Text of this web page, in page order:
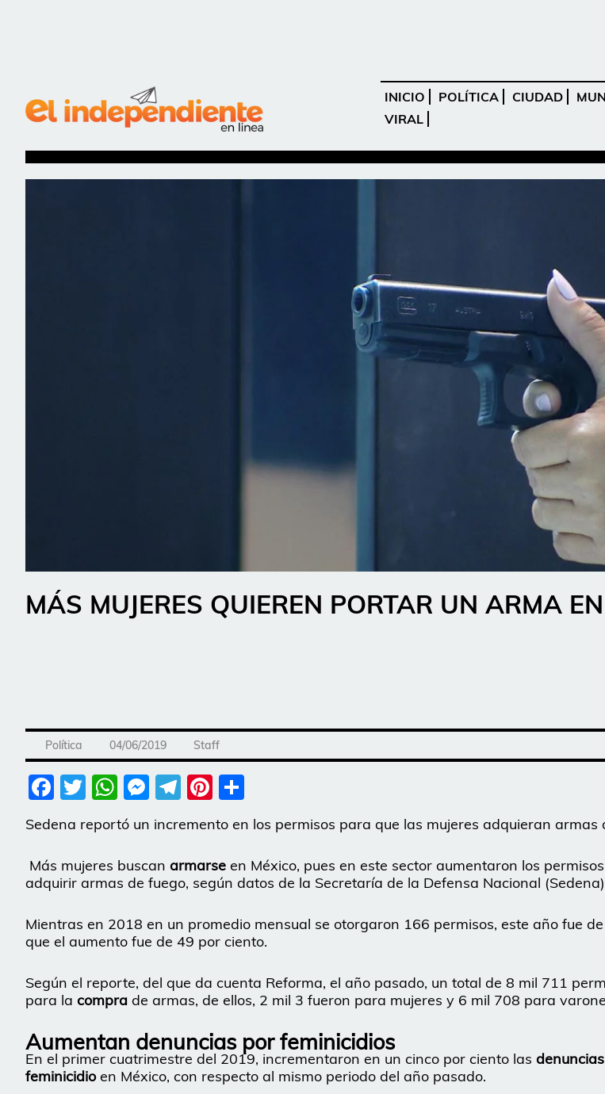
INICIO POLÍTICA CIUDAD
VIRAL
MÁS MUJERES QUIEREN PORTAR UN ARMA
Política 04/06/2019 Staff
Facebook
Twitter
WhatsApp
Messenger
Telegram
Pinterest
Sedena reportó un incremento en los permisos para que las mujeres adquieran armas
Más mujeres buscan armarse en México, pues en este sector aumentaron los
adquirir armas de fuego, según datos de la Secretaría de la Defensa Nacional
Mientras en 2018 en un promedio mensual se otorgaron 166 permisos, este año fue
que el aumento fue de 49 por ciento.
Según el reporte, del que da cuenta Reforma, el año pasado, un total de 8 mil 711
para la compra de armas, de ellos, 2 mil 3 fueron para mujeres y 6 mil 708 para
Aumentan denuncias por feminicidios
En el primer cuatrimestre del 2019, incrementaron en un cinco por ciento las
feminicidioen México, con respecto al mismo periodo del año pasado.